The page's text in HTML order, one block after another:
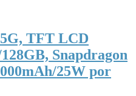
TFT LCD
Snapdragon
25W por